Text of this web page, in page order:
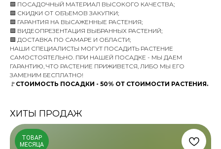
🟩 ПОСАДОЧНЫЙ МАТЕРИАЛ ВЫСОКОГО КАЧЕСТВА;
🟩 СКИДКИ ОТ ОБЪЕМОВ ЗАКУПКИ;
🟩 ГАРАНТИЯ НА ВЫСАЖЕННЫЕ РАСТЕНИЯ;
🟩 ВИДЕОПРЕЗЕНТАЦИЯ ВЫБРАННЫХ РАСТЕНИЙ;
🟩 ДОСТАВКА ПО САМАРЕ И ОБЛАСТИ;
НАШИ СПЕЦИАЛИСТЫ МОГУТ ПОСАДИТЬ РАСТЕНИЕ
САМОСТОЯТЕЛЬНО. ПРИ НАШЕЙ ПОСАДКЕ - МЫ ДАЕМ
ГАРАНТИЮ, ЧТО РАСТЕНИЕ ПРИЖИВЕТСЯ, ЛИБО МЫ ЕГО
ЗАМЕНИМ БЕСПЛАТНО!
🚩 СТОИМОСТЬ ПОСАДКИ - 50% ОТ СТОИМОСТИ РАСТЕНИЯ.
ХИТЫ ПРОДАЖ
ТОВАР
МЕСЯЦА